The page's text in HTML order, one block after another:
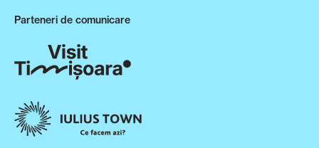
Parteneri de comunicare